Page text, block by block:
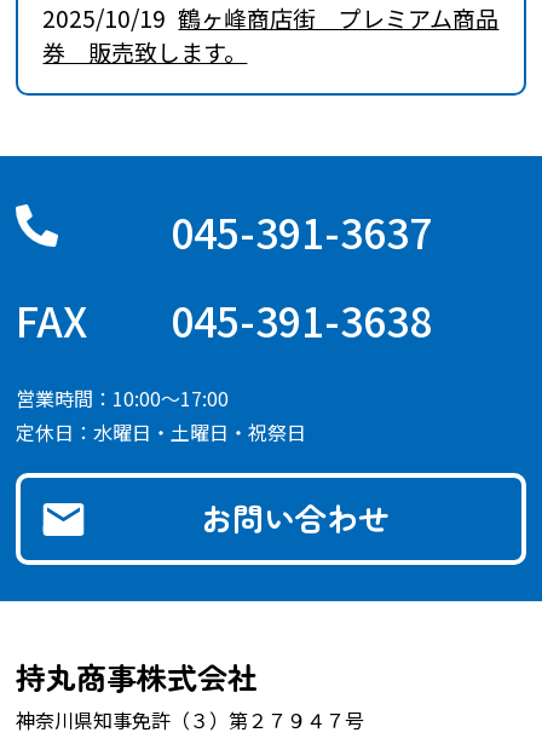
2025/10/19 鶴ヶ峰商店街 プレミアム商品
券 販売致します。
045-391-3637
045-391-3638
営業時間：10:00～17:00
定休日：水曜日・土曜日・祝祭日
お問い合わせ
持丸商事株式会社
神奈川県知事免許（３）第２７９４７号